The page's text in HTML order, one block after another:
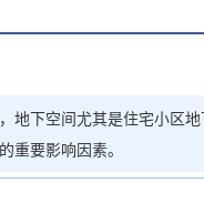
地下空间尤其是住宅小区
重要影响因素。